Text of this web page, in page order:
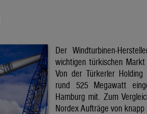
Der Windturbinen-
wichtigen türkischen Markt
Von der Türkerler
rund 525 Megawatt
Hamburg mit. Zum
Nordex Aufträge von